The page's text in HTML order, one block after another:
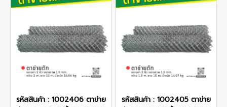
รหัสสินค้า : 1002406 ตาข่าย
รหัสสินค้า : 1002405 ตาข่าย